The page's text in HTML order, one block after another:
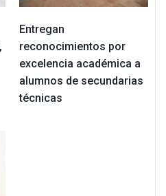
Entregan
reconocimientos por
excelencia académica a
alumnos de secundarias
técnicas